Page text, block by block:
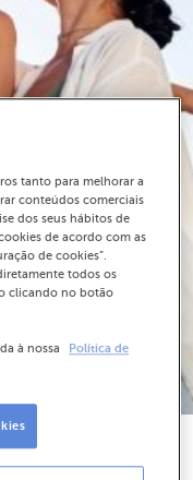
gestor
tanto para melhorar a
conteúdos comerciais
dos seus hábitos de
de acordo com as
de cookies”.
todos os
clicando no botão
à nossa
Política de